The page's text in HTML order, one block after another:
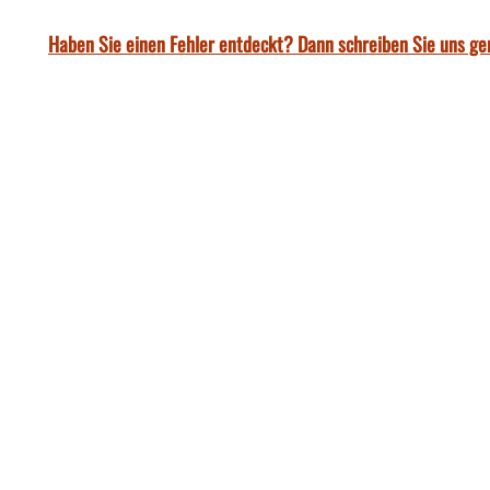
Haben Sie einen Fehler entdeckt? Dann schreiben Sie uns